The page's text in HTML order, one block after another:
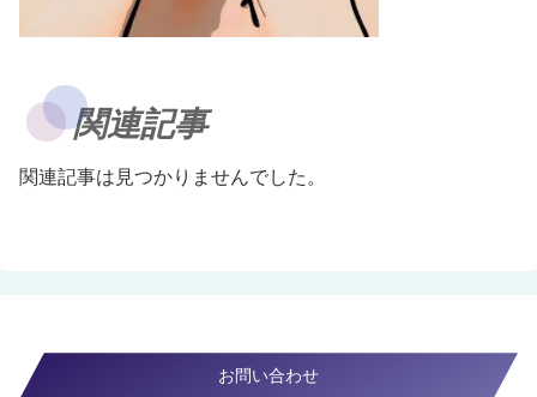
関連記事
関連記事は見つかりませんでした。
お問い合わせ